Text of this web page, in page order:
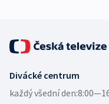
Divácké centrum
každý všední den: